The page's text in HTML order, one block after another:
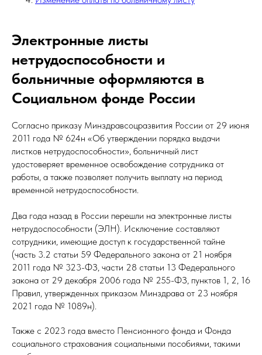
Электронные листы
нетрудоспособности и
больничные оформляются в
Социальном фонде России
Согласно приказу Минздравсоцразвития России от 29 июня
2011 года № 624н «Об утверждении порядка выдачи
листков нетрудоспособности», больничный лист
удостоверяет временное освобождение сотрудника от
работы, а также позволяет получить выплату на период
временной нетрудоспособности.
Два года назад в России перешли на электронные листы
нетрудоспособности (ЭЛН). Исключение составляют
сотрудники, имеющие доступ к государственной тайне
(часть 3.2 статьи 59 Федерального закона от 21 ноября
2011 года № 323-ФЗ, части 28 статьи 13 Федерального
закона от 29 декабря 2006 года № 255-ФЗ, пунктов 1, 2, 16
Правил, утвержденных приказом Минздрава от 23 ноября
2021 года № 1089н).
Также с 2023 года вместо Пенсионного фонда и Фонда
социального страхования социальными пособиями, такими